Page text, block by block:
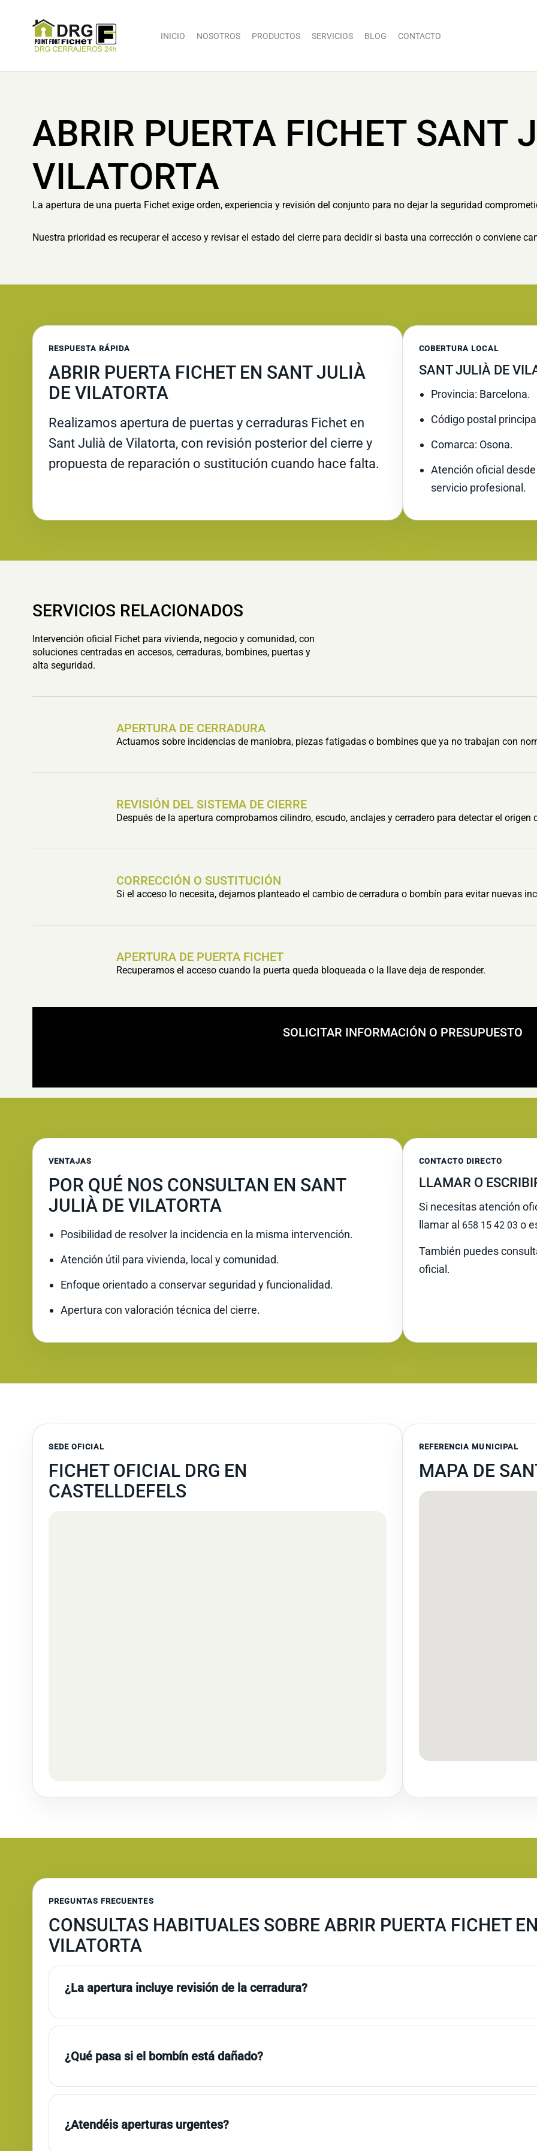
INICIO NOSOTROS PRODUCTOS SERVICIOS BLOG CONTACTO
ABRIR PUERTA FICHET SANT
VILATORTA
La apertura de una puerta Fichet exige orden, experiencia y revisión del conjunto para no dejar la seguridad
Nuestra prioridad es recuperar el acceso y revisar el estado del cierre para decidir si basta una corrección o conviene
RESPUESTA RÁPIDA
ABRIR PUERTA FICHET EN SANT JULIÀ
DE VILATORTA
Realizamos apertura de puertas y cerraduras Fichet en
Sant Julià de Vilatorta, con revisión posterior del cierre y
propuesta de reparación o sustitución cuando hace falta.
COBERTURA LOCAL
SANT JULIÀ DE
Provincia: Barcelona.
Código postal
Comarca: Osona.
Atención oficial
servicio profesional.
SERVICIOS RELACIONADOS
Intervención oficial Fichet para vivienda, negocio y comunidad, con
soluciones centradas en accesos, cerraduras, bombines, puertas y
alta seguridad.
APERTURA DE CERRADURA
Actuamos sobre incidencias de maniobra, piezas fatigadas o bombines que ya no trabajan con
REVISIÓN DEL SISTEMA DE CIERRE
Después de la apertura comprobamos cilindro, escudo, anclajes y cerradero para detectar el origen
CORRECCIÓN O SUSTITUCIÓN
Si el acceso lo necesita, dejamos planteado el cambio de cerradura o bombín para evitar nuevas
APERTURA DE PUERTA FICHET
Recuperamos el acceso cuando la puerta queda bloqueada o la llave deja de responder.
SOLICITAR INFORMACIÓN O PRESUPUESTO
VENTAJAS
POR QUÉ NOS CONSULTAN EN SANT
JULIÀ DE VILATORTA
Posibilidad de resolver la incidencia en la misma intervención.
Atención útil para vivienda, local y comunidad.
Enfoque orientado a conservar seguridad y funcionalidad.
Apertura con valoración técnica del cierre.
CONTACTO DIRECTO
LLAMAR O
Si necesitas atención
llamar al 658 15 42 03 o
También puedes
oficial.
SEDE OFICIAL
FICHET OFICIAL DRG EN
CASTELLDEFELS
REFERENCIA MUNICIPAL
MAPA DE
PREGUNTAS FRECUENTES
CONSULTAS HABITUALES SOBRE ABRIR PUERTA FICHET
VILATORTA
¿La apertura incluye revisión de la cerradura?
¿Qué pasa si el bombín está dañado?
¿Atendéis aperturas urgentes?